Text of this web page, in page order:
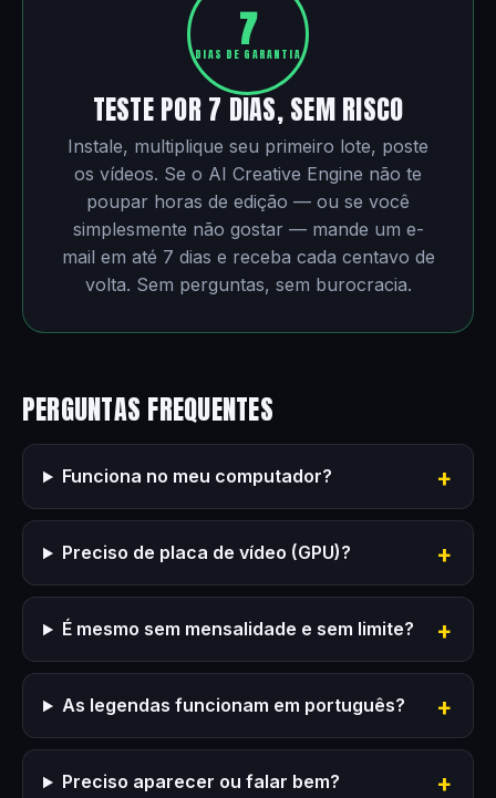
7
DIAS DE GARANTIA
TESTE POR 7 DIAS, SEM RISCO
Instale, multiplique seu primeiro lote, poste
os vídeos. Se o AI Creative Engine não te
poupar horas de edição — ou se você
simplesmente não gostar — mande um e-
mail em até 7 dias e receba cada centavo de
volta. Sem perguntas, sem burocracia.
PERGUNTAS FREQUENTES
Funciona no meu computador?
Preciso de placa de vídeo (GPU)?
É mesmo sem mensalidade e sem limite?
As legendas funcionam em português?
Preciso aparecer ou falar bem?